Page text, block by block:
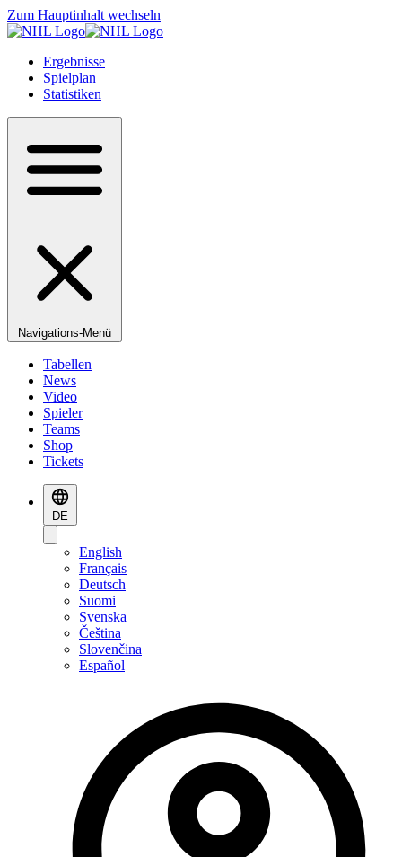
Zum Hauptinhalt wechseln
Ergebnisse
Spielplan
Statistiken
Navigations-Menü
Tabellen
News
Video
Spieler
Teams
Shop
Tickets
DE
English
Français
Deutsch
Suomi
Svenska
Čeština
Slovenčina
Español